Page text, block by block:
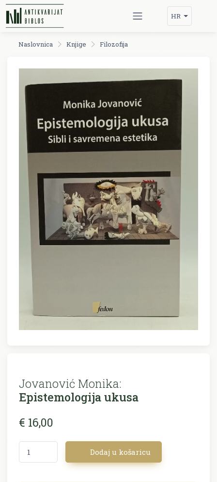
HR
Naslovnica Knjige Filozofija
Jovanović Monika:
Epistemologija ukusa
€ 16,00
Dodaj u košaricu